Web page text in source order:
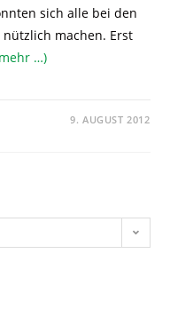
sich alle bei den
machen. Erst
…)
9. AUGUST 2012